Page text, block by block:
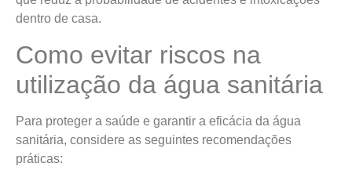
dentro de casa.
Como evitar riscos na
utilização da água sanitária
Para proteger a saúde e garantir a eficácia da água
sanitária, considere as seguintes recomendações
práticas: